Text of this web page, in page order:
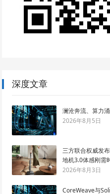
深度文章
澜沧奔流、算力
2026年8月5日
三方联合权威发
地机3.0体感刚需
2026年8月3日
CoreWeave与